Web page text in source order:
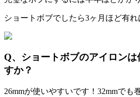
ショートボブでしたら3ヶ月ほど有れ
Q、ショートボブのアイロンは
すか？
26mmが使いやすいです！ 32mmでも